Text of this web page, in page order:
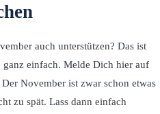
auch unterstützen? Das ist
einfach. Melde Dich hier auf
November ist zwar schon etwas
zu spät. Lass dann einfach